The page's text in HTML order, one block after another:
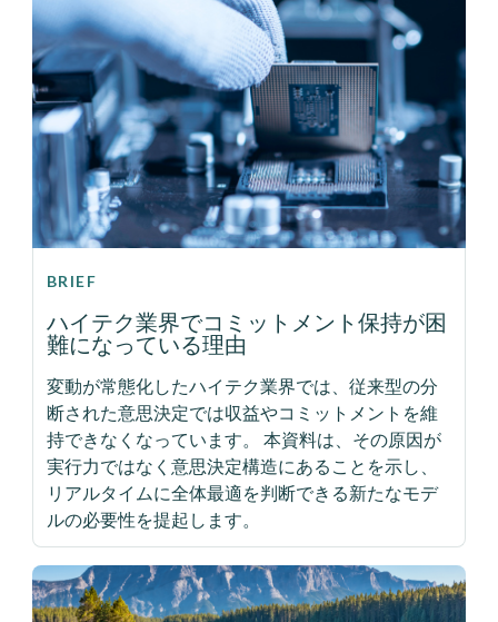
ハイテク業界でコミットメント保持が困
難になっている理由
変動が常態化したハイテク業界では、従来型の分
断された意思決定では収益やコミットメントを維
持できなくなっています。 本資料は、その原因が
実行力ではなく意思決定構造にあることを示し、
リアルタイムに全体最適を判断できる新たなモデ
ルの必要性を提起します。
BRIEF